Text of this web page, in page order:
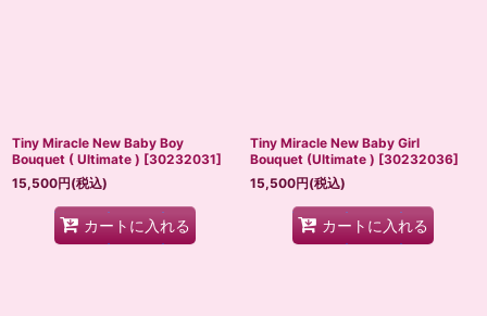
Tiny Miracle New Baby Boy
Bouquet ( Ultimate ) [30232031]
15,500円(税込)
カートに入れる
Tiny Miracle New Baby Girl
Bouquet (Ultimate ) [30232036]
15,500円(税込)
カートに入れる